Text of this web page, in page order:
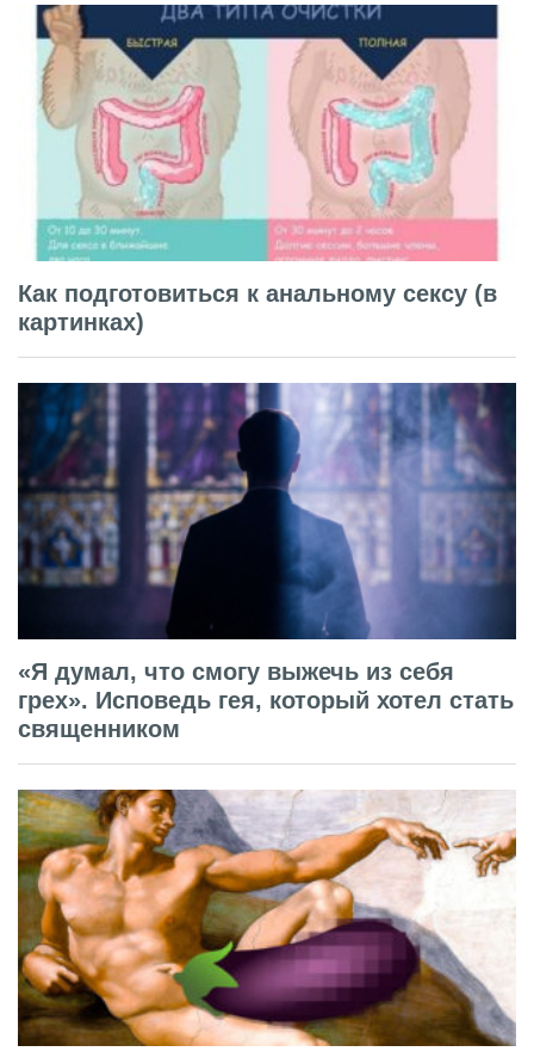
Как подготовиться к анальному сексу (в
картинках)
«Я думал, что смогу выжечь из себя
грех». Исповедь гея, который хотел стать
священником